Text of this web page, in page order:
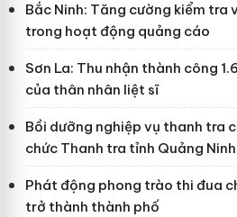
Bắc Ninh: Tăng cường kiểm tra
trong hoạt động quảng cáo
Sơn La: Thu nhận thành công
của thân nhân liệt sĩ
Bồi dưỡng nghiệp vụ thanh tra
chức Thanh tra tỉnh Quảng Ninh
Phát động phong trào thi đua
trở thành thành phố